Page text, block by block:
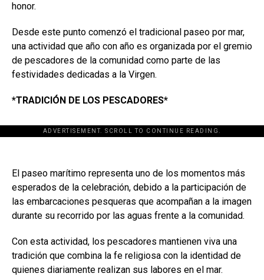
honor.
Desde este punto comenzó el tradicional paseo por mar,
una actividad que año con año es organizada por el gremio
de pescadores de la comunidad como parte de las
festividades dedicadas a la Virgen.
*TRADICIÓN DE LOS PESCADORES*
ADVERTISEMENT. SCROLL TO CONTINUE READING.
El paseo marítimo representa uno de los momentos más
esperados de la celebración, debido a la participación de
las embarcaciones pesqueras que acompañan a la imagen
durante su recorrido por las aguas frente a la comunidad.
Con esta actividad, los pescadores mantienen viva una
tradición que combina la fe religiosa con la identidad de
quienes diariamente realizan sus labores en el mar.